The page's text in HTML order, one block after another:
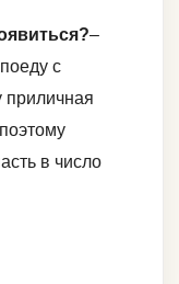
–
с
приличная
в число